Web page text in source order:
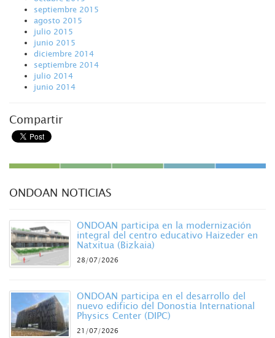
septiembre 2015
agosto 2015
julio 2015
junio 2015
diciembre 2014
septiembre 2014
julio 2014
junio 2014
Compartir
ONDOAN NOTICIAS
ONDOAN participa en la modernización
integral del centro educativo Haizeder en
Natxitua (Bizkaia)
28/07/2026
ONDOAN participa en el desarrollo del
nuevo edificio del Donostia International
Physics Center (DIPC)
21/07/2026